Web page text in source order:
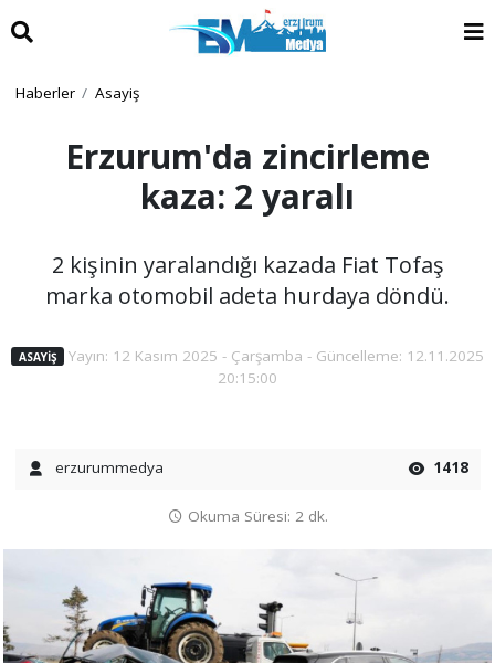
Haberler Asayiş
Erzurum'da zincirleme
kaza: 2 yaralı
2 kişinin yaralandığı kazada Fiat Tofaş
marka otomobil adeta hurdaya döndü.
ASAYIŞ
Yayın: 12 Kasım 2025 - Çarşamba - Güncelleme: 12.11.2025
20:15:00
erzurummedya 1418
Okuma Süresi: 2 dk.